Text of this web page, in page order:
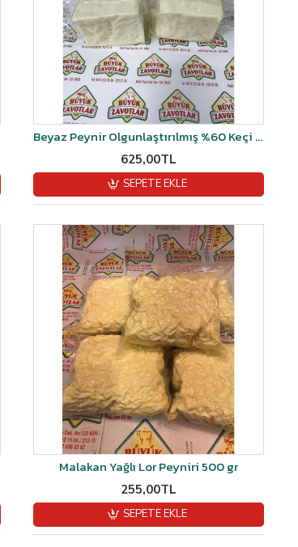
Beyaz Peynir Olgunlaştırılmış %60 Keçi %20 Koyun % 20 Manda sütü- Şirden Mayalı (Orta Sert) 1 kg Vakumlu
625,00TL
SEPETE EKLE
Malakan Yağlı Lor Peyniri 500 gr
255,00TL
SEPETE EKLE